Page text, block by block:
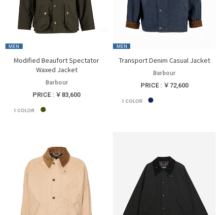
MEN
Modified Beaufort Spectator
Waxed Jacket
Barbour
PRICE : ￥83,600
1 COLOR
MEN
Transport Denim Casual Jacket
Barbour
PRICE : ￥72,600
1 COLOR